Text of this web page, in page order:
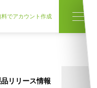
料でアカウント作成
リリース情報